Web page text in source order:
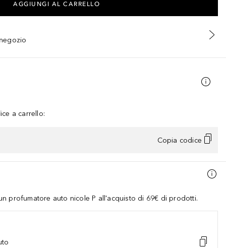
AGGIUNGI AL CARRELLO
a carrello:
Copia codice
profumatore auto nicole P all'acquisto di 69€ di prodotti.